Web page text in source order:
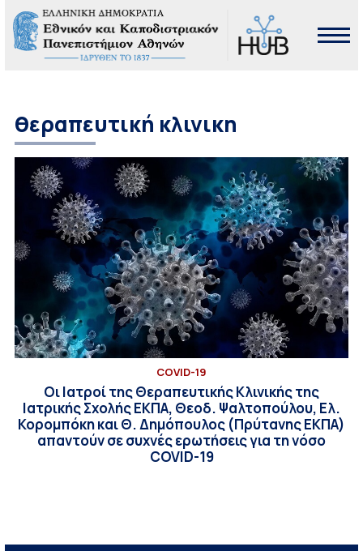
θεραπευτική κλινικη
COVID-19
Οι Ιατροί της Θεραπευτικής Κλινικής της
Ιατρικής Σχολής ΕΚΠΑ, Θεοδ. Ψαλτοπούλου, Ελ.
Κορομπόκη και Θ. Δημόπουλος (Πρύτανης ΕΚΠΑ)
απαντούν σε συχνές ερωτήσεις για τη νόσο
COVID-19